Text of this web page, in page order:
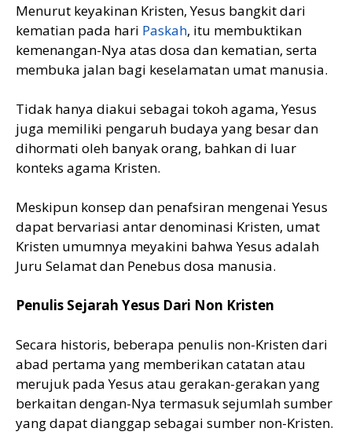
Menurut keyakinan Kristen, Yesus bangkit dari
kematian pada hari Paskah, itu membuktikan
kemenangan-Nya atas dosa dan kematian, serta
membuka jalan bagi keselamatan umat manusia.
Tidak hanya diakui sebagai tokoh agama, Yesus
juga memiliki pengaruh budaya yang besar dan
dihormati oleh banyak orang, bahkan di luar
konteks agama Kristen.
Meskipun konsep dan penafsiran mengenai Yesus
dapat bervariasi antar denominasi Kristen, umat
Kristen umumnya meyakini bahwa Yesus adalah
Juru Selamat dan Penebus dosa manusia.
Penulis Sejarah Yesus Dari Non Kristen
Secara historis, beberapa penulis non-Kristen dari
abad pertama yang memberikan catatan atau
merujuk pada Yesus atau gerakan-gerakan yang
berkaitan dengan-Nya termasuk sejumlah sumber
yang dapat dianggap sebagai sumber non-Kristen.